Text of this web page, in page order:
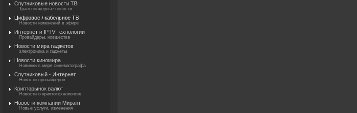
Спутниковые новости ТВ
Транспондерные новости.
Цифровое / кабельное ТВ
Новости изменений в эфире
Интернет и IPTV технологии
Провайдеры, новшества
Новости мира гаджетов
электроника и гаджеты
Новости киномира
Новинки в мире синематографа
Спутниковый - Интернет
Новости провайдеров
Крипторынок валют
Новости о криптотехнологиях
Новости компании Мирант
Новые услуги, изменения